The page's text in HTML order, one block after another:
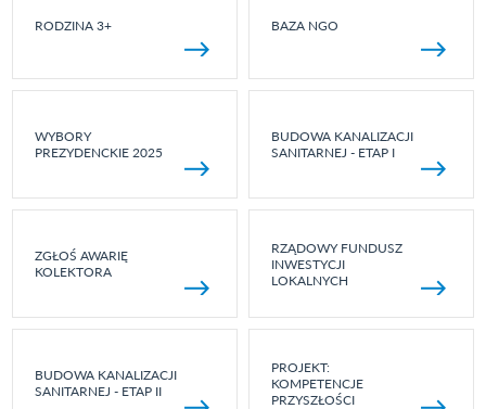
RODZINA 3+ BAZA NGO
WYBORY
PREZYDENCKIE 2025
BUDOWA KANALIZACJI
SANITARNEJ - ETAP I
ZGŁOŚ AWARIĘ
KOLEKTORA
RZĄDOWY FUNDUSZ
INWESTYCJI
LOKALNYCH
BUDOWA KANALIZACJI
SANITARNEJ - ETAP II
PROJEKT:
KOMPETENCJE
PRZYSZŁOŚCI